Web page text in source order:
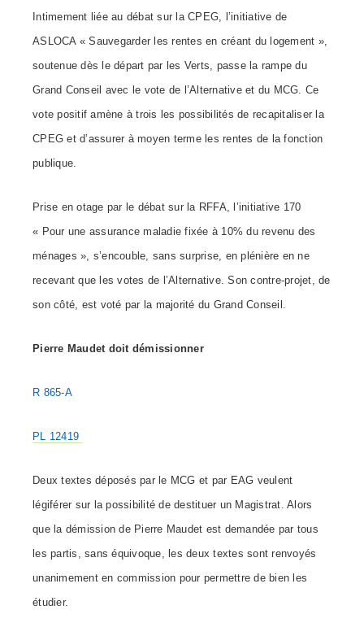
Intimement liée au débat sur la CPEG, l’initiative de
ASLOCA « Sauvegarder les rentes en créant du logement »,
soutenue dès le départ par les Verts, passe la rampe du
Grand Conseil avec le vote de l’Alternative et du MCG. Ce
vote positif amène à trois les possibilités de recapitaliser la
CPEG et d’assurer à moyen terme les rentes de la fonction
publique.
Prise en otage par le débat sur la RFFA, l’initiative 170
« Pour une assurance maladie fixée à 10% du revenu des
ménages », s’encouble, sans surprise, en plénière en ne
recevant que les votes de l’Alternative. Son contre-projet, de
son côté, est voté par la majorité du Grand Conseil.
Pierre Maudet doit démissionner
R 865-A
PL 12419
Deux textes déposés par le MCG et par EAG veulent
légiférer sur la possibilité de destituer un Magistrat. Alors
que la démission de Pierre Maudet est demandée par tous
les partis, sans équivoque, les deux textes sont renvoyés
unanimement en commission pour permettre de bien les
étudier.